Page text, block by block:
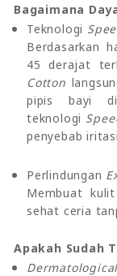
Bagaimana
Teknologi
Berdasarkan
45 derajat
Cotton
pipis bayi
teknologi
penyebab
Perlindungan
Membuat
sehat ceria
Apakah Sudah